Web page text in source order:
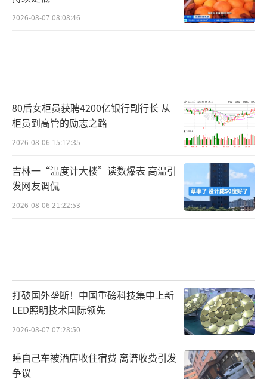
2026-08-07 08:08:46
80后女柜员获聘4200亿银行副行长 从
柜员到高管的励志之路
2026-08-06 15:12:35
吉林一“温度计大楼”读数爆表 高温引
发网友调侃
2026-08-06 21:22:53
打破国外垄断！中国重磅科技集中上新
LED照明技术国际领先
2026-08-07 07:28:50
睡自己车被酒店收住宿费 离谱收费引发
争议